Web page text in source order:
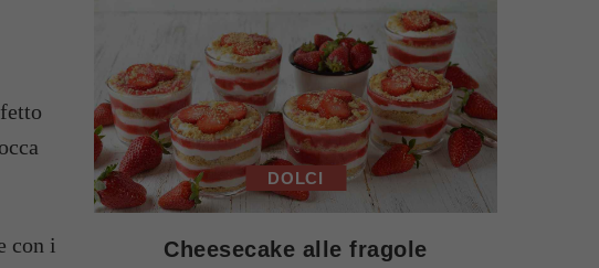
con i
DOLCI
Cheesecake alle fragole